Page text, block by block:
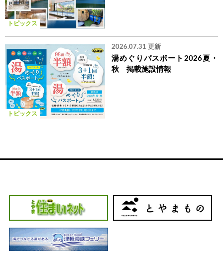
トピックス
トピックス
2026.07.31 更新
湯めぐりパスポート2026夏・
秋 掲載施設情報